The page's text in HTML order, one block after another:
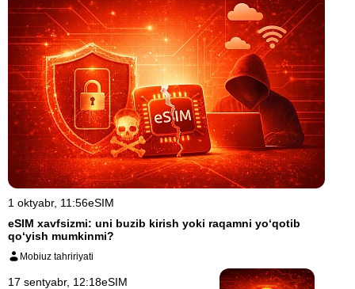
1 oktyabr, 11:56eSIM
eSIM xavfsizmi: uni buzib kirish yoki raqamni yo‘qotib
qo‘yish mumkinmi?
Mobiuz tahririyati
17 sentyabr, 12:18eSIM